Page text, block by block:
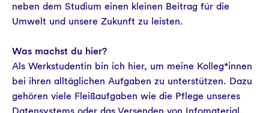
neben dem Studium einen kleinen Beitrag für die
Umwelt und unsere Zukunft zu leisten.
Was machst du hier?
Als Werkstudentin bin ich hier, um meine Kolleg*innen
bei ihren alltäglichen Aufgaben zu unterstützen. Dazu
gehören viele Fleißaufgaben wie die Pflege unseres